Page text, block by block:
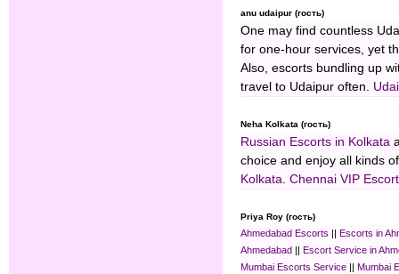
anu udaipur (гость)
One may find countless
for one-hour services, yet
Also, escorts bundling up
travel to Udaipur often.
Neha Kolkata (гость)
Russian Escorts in Kolkata
choice and enjoy all kinds
Kolkata Chennai VIP
Priya Roy (гость)
Ahmedabad Escorts || Escorts in
Ahmedabad || Escort Service in
Mumbai Escorts Service || Mumbai